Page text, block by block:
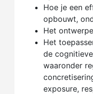
Hoe je een
opbouwt,
Het
Het
de
waaronder
exposure,